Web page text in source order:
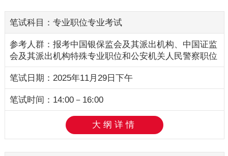
专业职位专业考试
报考中国银保监会及其派出机构、 中国证监
会及其派出机构特殊专业职位和公安机关人民警察职位
2025年11月29日下午
14:00－16:00
大纲详情